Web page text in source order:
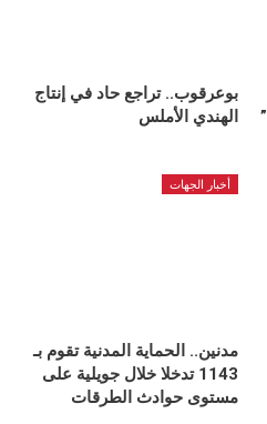
إشارة انطلاق مشروع “المنار 2”
بوعرقوب.. تراجع حاد في إنتاج
الهندي الأملس
أخبار الجهات
مدنين.. الحماية المدنية تقوم بـ
1143 تدخلا خلال جويلية على
مستوى حوادث الطرقات